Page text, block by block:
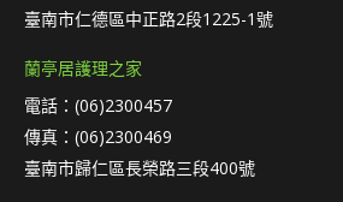
臺南市仁德區中正路2段1225-1號
蘭亭居護理之家
電話：(06)2300457
傳真：(06)2300469
臺南市歸仁區長榮路三段400號